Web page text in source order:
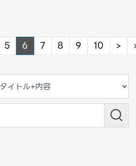
5 6 7 8 9 10 >